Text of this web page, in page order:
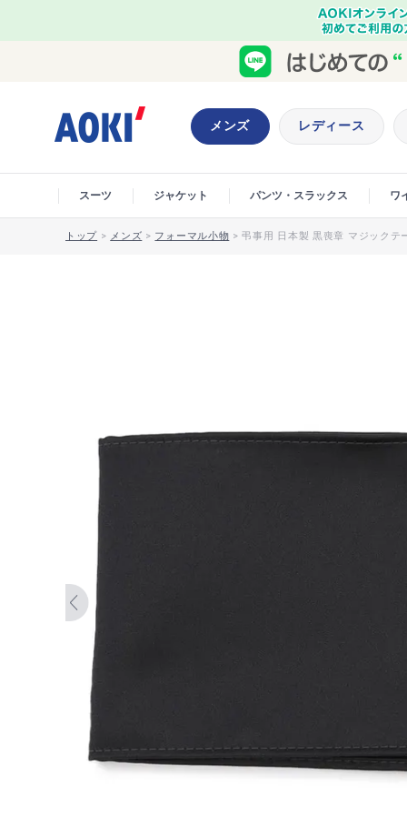
メンズ レディース
スーツ ジャケット パンツ・スラックス ワ
トップ > メンズ > フォーマル小物 >弔事用 日本製 黒喪章 マジックテ